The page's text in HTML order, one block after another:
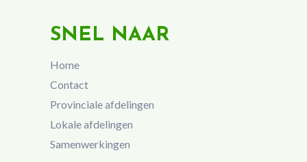
SNEL NAAR
Home
Contact
Provinciale afdelingen
Lokale afdelingen
Samenwerkingen